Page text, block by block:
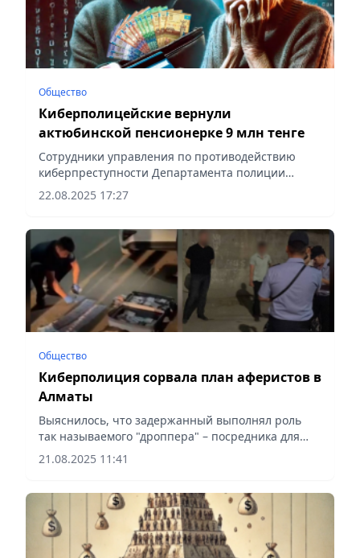
Общество
Киберполицейские вернули
актюбинской пенсионерке 9 млн тенге
Сотрудники управления по противодействию
киберпреступности Департамента полиции
Актюбинской области вернули 70-летней
жительнице региона более 9 млн тенге,
22.08.2025 17:27
Общество
Киберполиция сорвала план аферистов в
Алматы
Выяснилось, что задержанный выполнял роль
так называемого "дроппера" – посредника для
передачи денег мошенникам, сообщает Vecher.kz.
21.08.2025 11:41